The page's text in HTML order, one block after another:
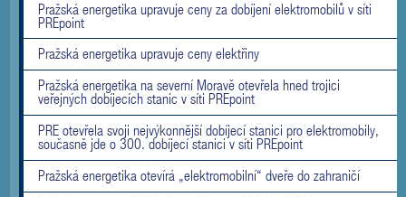
Pražská energetika upravuje ceny za dobíjení elektromobilů v síti
PREpoint
Pražská energetika upravuje ceny elektřiny
Pražská energetika na severní Moravě otevřela hned trojici
veřejných dobíjecích stanic v síti PREpoint
PRE otevřela svoji nejvýkonnější dobíjecí stanici pro elektromobily,
současně jde o 300. dobíjecí stanici v síti PREpoint
Pražská energetika otevírá „elektromobilní“ dveře do zahraničí